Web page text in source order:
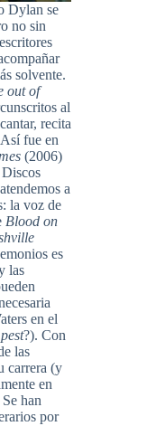
Dylan se
no sin
solvente.
out of
al
recita
fue en
(2006)
a
la voz de
Blood on
es
las
en el
?). Con
las
carrera (y
en
han
por